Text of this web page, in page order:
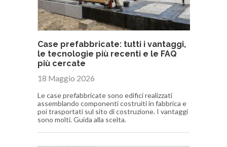
Case prefabbricate: tutti i vantaggi,
le tecnologie più recenti e le FAQ
più cercate
18 Maggio 2026
Le case prefabbricate sono edifici realizzati
assemblando componenti costruiti in fabbrica e
poi trasportati sul sito di costruzione. I vantaggi
sono molti. Guida alla scelta.